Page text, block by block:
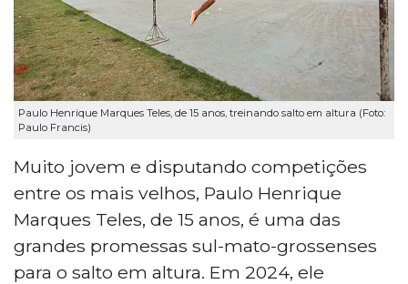
Paulo Henrique Marques Teles, de 15 anos, treinando salto em altura (Foto:
Paulo Francis)
Muito jovem e disputando competições
entre os mais velhos, Paulo Henrique
Marques Teles, de 15 anos, é uma das
grandes promessas sul-mato-grossenses
para o salto em altura. Em 2024, ele